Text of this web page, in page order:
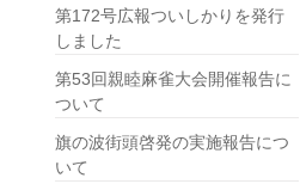
第172号広報ついしかりを発行
しました
第53回親睦麻雀大会開催報告に
ついて
旗の波街頭啓発の実施報告につ
いて